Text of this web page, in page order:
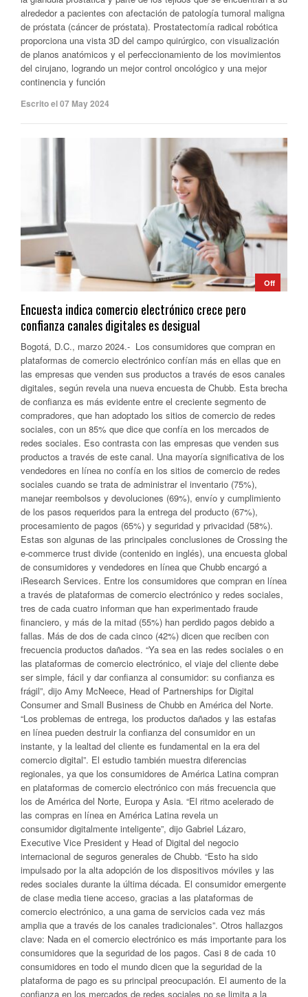
alrededor a pacientes con afectación de patología tumoral maligna
de próstata (cáncer de próstata). Prostatectomía radical robótica
proporciona una vista 3D del campo quirúrgico, con visualización
de planos anatómicos y el perfeccionamiento de los movimientos
del cirujano, logrando un mejor control oncológico y una mejor
continencia y función
Escrito el 07 May 2024
Off
Encuesta indica comercio electrónico crece pero
confianza canales digitales es desigual
Bogotá, D.C., marzo 2024.- Los consumidores que compran en
plataformas de comercio electrónico confían más en ellas que en
las empresas que venden sus productos a través de esos canales
digitales, según revela una nueva encuesta de Chubb. Esta brecha
de confianza es más evidente entre el creciente segmento de
compradores, que han adoptado los sitios de comercio de redes
sociales, con un 85% que dice que confía en los mercados de
redes sociales. Eso contrasta con las empresas que venden sus
productos a través de este canal. Una mayoría significativa de los
vendedores en línea no confía en los sitios de comercio de redes
sociales cuando se trata de administrar el inventario (75%),
manejar reembolsos y devoluciones (69%), envío y cumplimiento
de los pasos requeridos para la entrega del producto (67%),
procesamiento de pagos (65%) y seguridad y privacidad (58%).
Estas son algunas de las principales conclusiones de Crossing the
e-commerce trust divide (contenido en inglés), una encuesta global
de consumidores y vendedores en línea que Chubb encargó a
iResearch Services. Entre los consumidores que compran en línea
a través de plataformas de comercio electrónico y redes sociales,
tres de cada cuatro informan que han experimentado fraude
financiero, y más de la mitad (55%) han perdido pagos debido a
fallas. Más de dos de cada cinco (42%) dicen que reciben con
frecuencia productos dañados. “Ya sea en las redes sociales o en
las plataformas de comercio electrónico, el viaje del cliente debe
ser simple, fácil y dar confianza al consumidor: su confianza es
frágil”, dijo Amy McNeece, Head of Partnerships for Digital
Consumer and Small Business de Chubb en América del Norte.
“Los problemas de entrega, los productos dañados y las estafas
en línea pueden destruir la confianza del consumidor en un
instante, y la lealtad del cliente es fundamental en la era del
comercio digital”. El estudio también muestra diferencias
regionales, ya que los consumidores de América Latina compran
en plataformas de comercio electrónico con más frecuencia que
los de América del Norte, Europa y Asia. “El ritmo acelerado de
las compras en línea en América Latina revela un
consumidor digitalmente inteligente”, dijo Gabriel Lázaro,
Executive Vice President y Head of Digital del negocio
internacional de seguros generales de Chubb. “Esto ha sido
impulsado por la alta adopción de los dispositivos móviles y las
redes sociales durante la última década. El consumidor emergente
de clase media tiene acceso, gracias a las plataformas de
comercio electrónico, a una gama de servicios cada vez más
amplia que a través de los canales tradicionales”. Otros hallazgos
clave: Nada en el comercio electrónico es más importante para los
consumidores que la seguridad de los pagos. Casi 8 de cada 10
consumidores en todo el mundo dicen que la seguridad de la
plataforma de pago es su principal preocupación. El aumento de la
confianza en los mercados de redes sociales no se limita a la